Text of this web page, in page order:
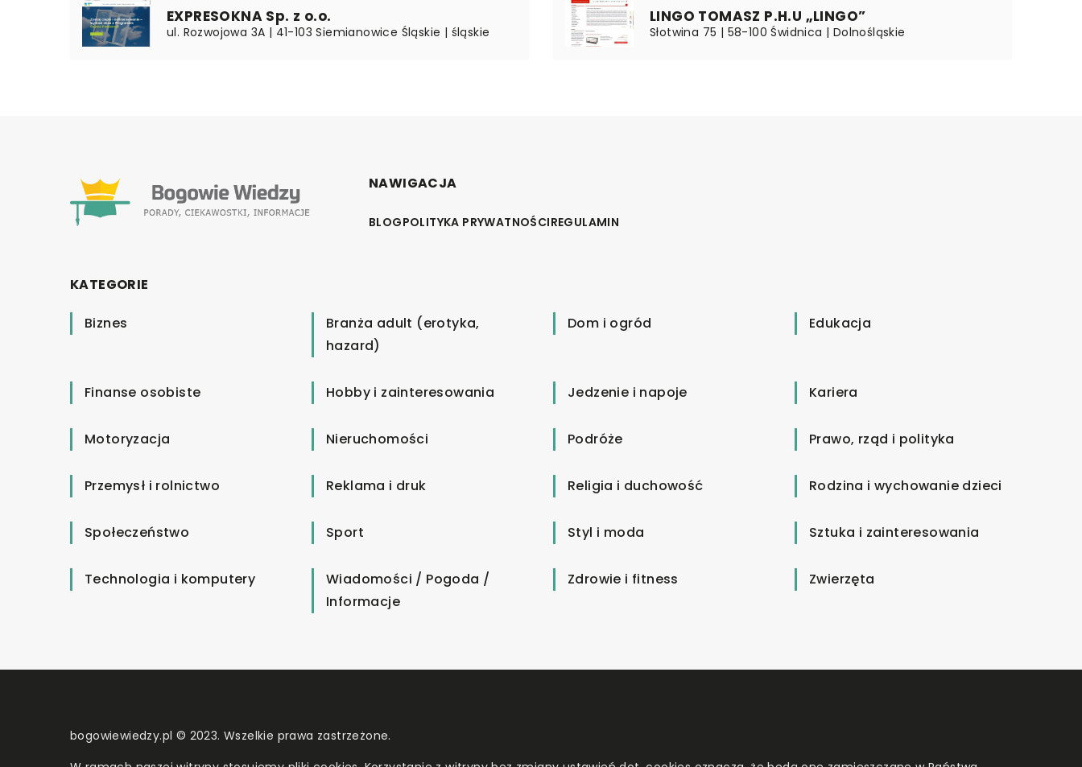
EXPRESOKNA Sp. z o.o.
ul. Rozwojowa 3A | 41-103 Siemianowice Śląskie | śląskie
LINGO TOMASZ P.H.U „LINGO”
Słotwina 75 | 58-100 Świdnica | Dolnośląskie
NAWIGACJA
BLOGPOLITYKA PRYWATNOŚCIREGULAMIN
KATEGORIE
Biznes
Branża adult (erotyka,
hazard)
Dom i ogród Edukacja
Finanse osobiste Hobby i zainteresowania Jedzenie i napoje Kariera
Motoryzacja Nieruchomości Podróże Prawo, rząd i polityka
Przemysł i rolnictwo Reklama i druk Religia i duchowość Rodzina i wychowanie dzieci
Społeczeństwo Sport Styl i moda Sztuka i zainteresowania
Technologia i komputery
Wiadomości / Pogoda /
Informacje
Zdrowie i fitness Zwierzęta
bogowiewiedzy.pl © 2023. Wszelkie prawa zastrzeżone.